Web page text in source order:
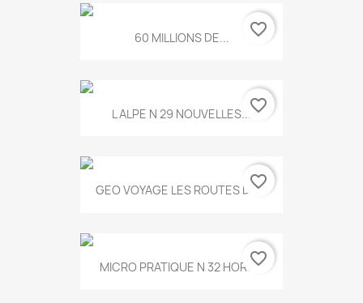
60 MILLIONS DE... favorite_border
L ALPE N 29 NOUVELLES...favorite_border
GEO VOYAGE LES ROUTES DE...
favorite_border
MICRO PRATIQUE N 32 HORS...
favorite_border